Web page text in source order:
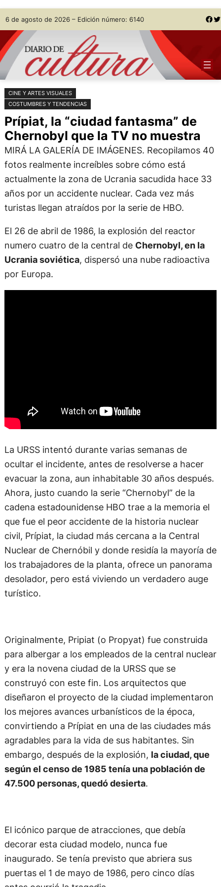
Saltar
al
contenido
Skip
to
content
6 de agosto de 2026 – Edición número: 6140 Facebook Twitter
CINE Y ARTES VISUALES
COSTUMBRES Y TENDENCIAS
Prípiat, la “ciudad fantasma” de
Chernobyl que la TV no muestra
MIRÁ LA GALERÍA DE IMÁGENES. Recopilamos 40
fotos realmente increíbles sobre cómo está
actualmente la zona de Ucrania sacudida hace 33
años por un accidente nuclear. Cada vez más
turistas llegan atraídos por la serie de HBO.
El 26 de abril de 1986, la explosión del reactor
numero cuatro de la central de Chernobyl, en la
Ucrania soviética, dispersó una nube radioactiva
por Europa.
La URSS intentó durante varias semanas de
ocultar el incidente, antes de resolverse a hacer
evacuar la zona, aun inhabitable 30 años después.
Ahora, justo cuando la serie “Chernobyl” de la
cadena estadounidense HBO trae a la memoria el
que fue el peor accidente de la historia nuclear
civil, Prípiat, la ciudad más cercana a la Central
Nuclear de Chernóbil y donde residía la mayoría de
los trabajadores de la planta, ofrece un panorama
desolador, pero está viviendo un verdadero auge
turístico.
Originalmente, Pripiat (o Propyat) fue construida
para albergar a los empleados de la central nuclear
y era la novena ciudad de la URSS que se
construyó con este fin. Los arquitectos que
diseñaron el proyecto de la ciudad implementaron
los mejores avances urbanísticos de la época,
convirtiendo a Prípiat en una de las ciudades más
agradables para la vida de sus habitantes. Sin
embargo, después de la explosión, la ciudad, que
según el censo de 1985 tenía una población de
47.500 personas, quedó desierta.
El icónico parque de atracciones, que debía
decorar esta ciudad modelo, nunca fue
inaugurado. Se tenía previsto que abriera sus
puertas el 1 de mayo de 1986, pero cinco días